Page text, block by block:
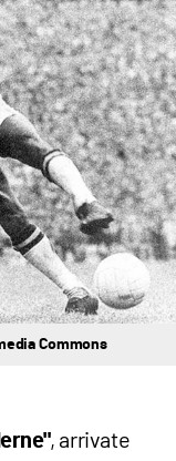
Commons
, arrivate